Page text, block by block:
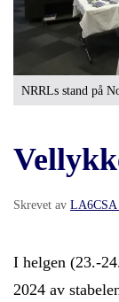
NRRLs stand på
Skrevet av LA6CSA
I helgen (23.-
2024 av